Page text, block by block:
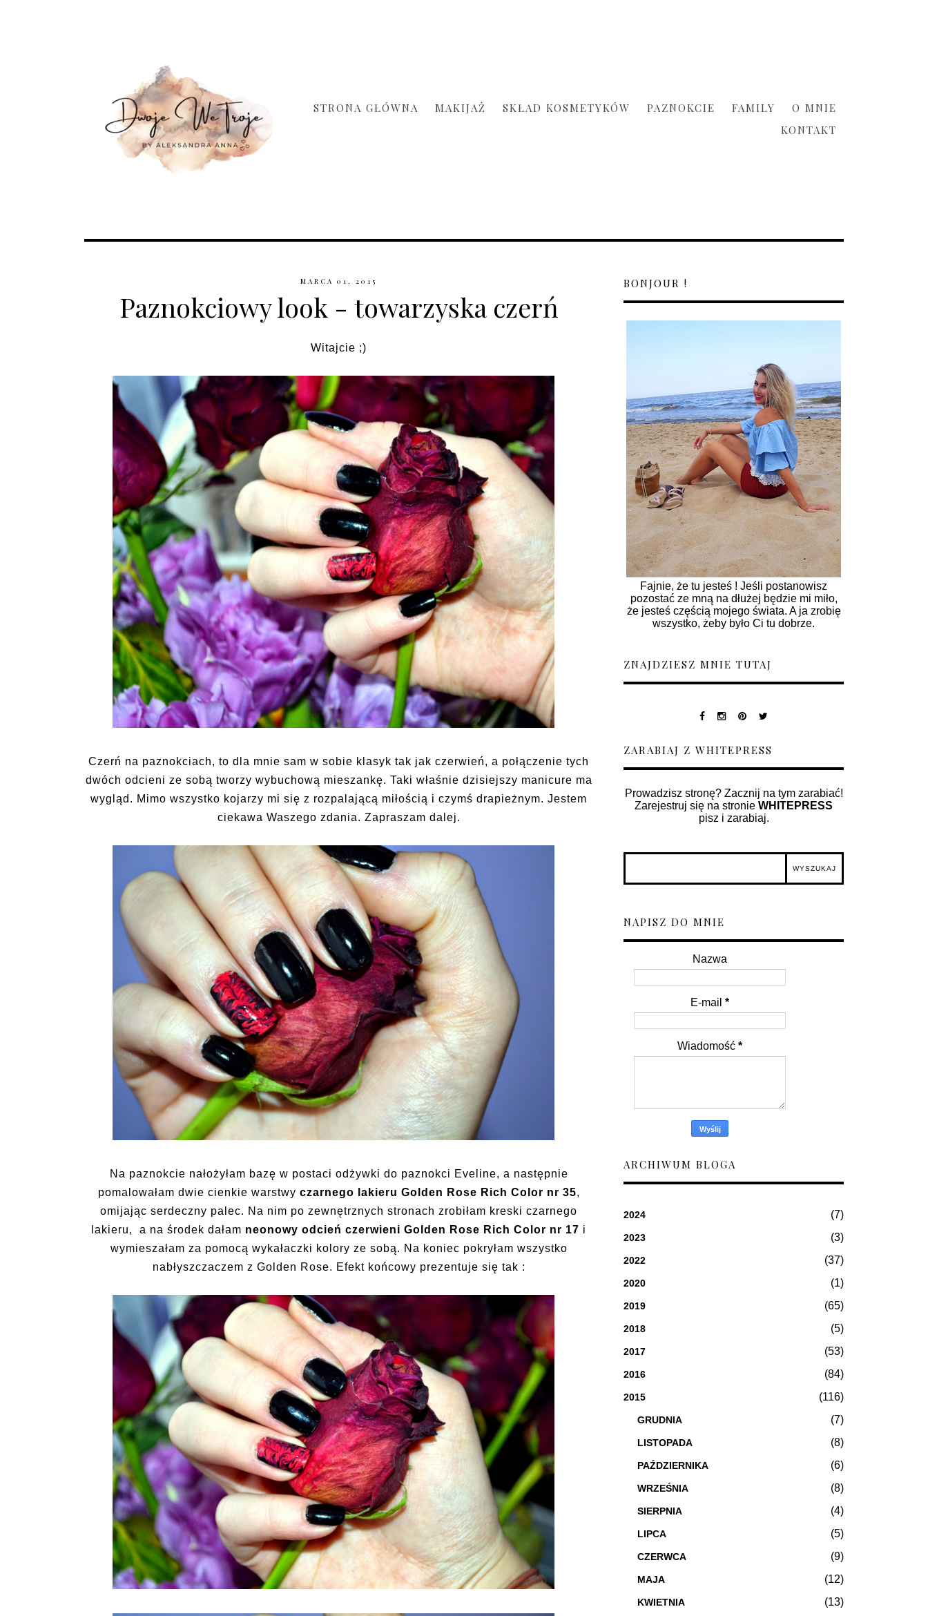
STRONA GŁÓWNA MAKIJAŻ SKŁAD KOSMETYKÓW PAZNOKCIE FAMILY
O MNIE
KONTAKT
MARCA 01, 2015
Paznokciowy look - towarzyska czerń
Witajcie ;)
Czerń na paznokciach, to dla mnie sam w sobie klasyk tak jak czerwień, a połączenie tych
dwóch odcieni ze sobą tworzy wybuchową mieszankę. Taki właśnie dzisiejszy manicure ma
wygląd. Mimo wszystko kojarzy mi się z rozpalającą miłością i czymś drapieżnym. Jestem
ciekawa Waszego zdania. Zapraszam dalej.
Na paznokcie nałożyłam bazę w postaci odżywki do paznokci Eveline, a następnie
pomalowałam dwie cienkie warstwy czarnego lakieru Golden Rose Rich Color nr 35,
omijając serdeczny palec. Na nim po zewnętrznych stronach zrobiłam kreski czarnego
lakieru, a na środek dałam neonowy odcień czerwieni Golden Rose Rich Color nr 17 i
wymieszałam za pomocą wykałaczki kolory ze sobą. Na koniec pokryłam wszystko
nabłyszczaczem z Golden Rose. Efekt końcowy prezentuje się tak :
BONJOUR !
Fajnie, że tu jesteś ! Jeśli postanowisz
pozostać ze mną na dłużej będzie mi miło,
że jesteś częścią mojego świata. A ja zrobię
wszystko, żeby było Ci tu dobrze.
ZNAJDZIESZ MNIE TUTAJ
ZARABIAJ Z WHITEPRESS
Prowadzisz stronę? Zacznij na tym zarabiać!
Zarejestruj się na stronie WHITEPRESS
pisz i zarabiaj.
NAPISZ DO MNIE
Nazwa
E-mail *
Wiadomość *
ARCHIWUM BLOGA
2024 (7)
2023 (3)
2022 (37)
2020 (1)
2019 (65)
2018 (5)
2017 (53)
2016 (84)
2015 (116)
GRUDNIA (7)
LISTOPADA (8)
PAŹDZIERNIKA (6)
WRZEŚNIA (8)
SIERPNIA (4)
LIPCA (5)
CZERWCA (9)
MAJA (12)
KWIETNIA (13)